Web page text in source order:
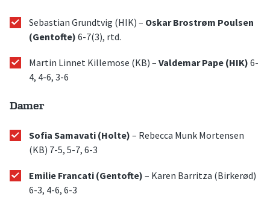
Sebastian Grundtvig (HIK) – Oskar Brostrøm Poulsen
(Gentofte) 6-7(3), rtd.
Martin Linnet Killemose (KB) – Valdemar Pape (HIK) 6-
4, 4-6, 3-6
Damer
Sofia Samavati (Holte) – Rebecca Munk Mortensen
(KB) 7-5, 5-7, 6-3
Emilie Francati (Gentofte) – Karen Barritza (Birkerød)
6-3, 4-6, 6-3